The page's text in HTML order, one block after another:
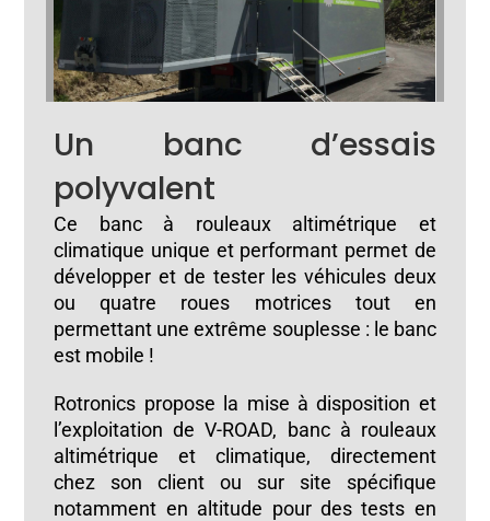
Un banc d’essais
polyvalent
Ce banc à rouleaux altimétrique et
climatique unique et performant permet de
développer et de tester les véhicules deux
ou quatre roues motrices tout en
permettant une extrême souplesse : le banc
est mobile !
Rotronics propose la mise à disposition et
l’exploitation de V-ROAD, banc à rouleaux
altimétrique et climatique, directement
chez son client ou sur site spécifique
notamment en altitude pour des tests en